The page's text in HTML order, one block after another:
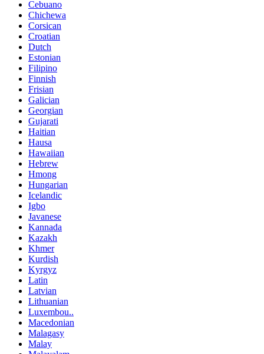
Cebuano
Chichewa
Corsican
Croatian
Dutch
Estonian
Filipino
Finnish
Frisian
Galician
Georgian
Gujarati
Haitian
Hausa
Hawaiian
Hebrew
Hmong
Hungarian
Icelandic
Igbo
Javanese
Kannada
Kazakh
Khmer
Kurdish
Kyrgyz
Latin
Latvian
Lithuanian
Luxembou..
Macedonian
Malagasy
Malay